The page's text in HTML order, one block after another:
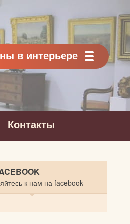
в интерьере
Контакты
к нам на facebook